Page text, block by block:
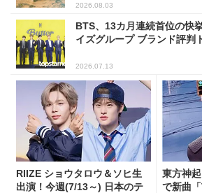
2026.08.03
BTS、13カ月連続首位の快
イズグループ ブランド評判
2026.07.13
RIIZE ショウタロウ＆ソヒ生
出演！今週(7/13～) 日本のテ
東方神
で新曲